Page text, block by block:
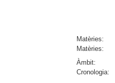
Matèries:
Matèries:
Àmbit:
Cronologia: